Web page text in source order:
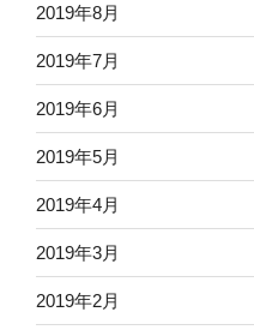
2019年8月
2019年7月
2019年6月
2019年5月
2019年4月
2019年3月
2019年2月